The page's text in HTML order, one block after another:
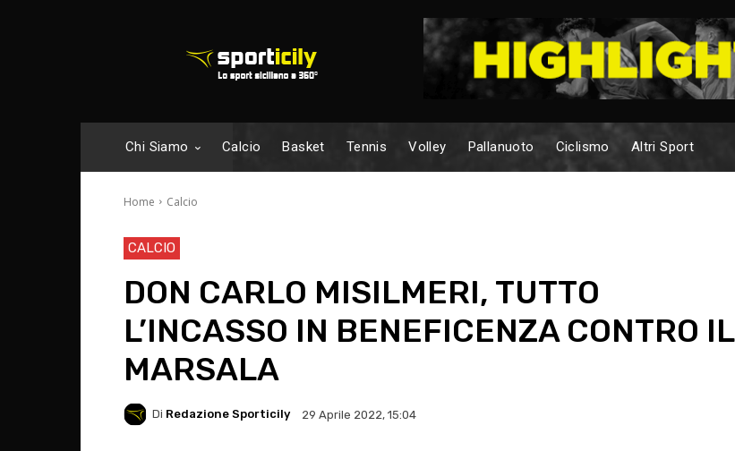
Chi Siamo Calcio Basket Tennis Volley Pallanuoto Ciclismo Altri Sport
Home Calcio
CALCIO
DON CARLO MISILMERI, TUTTO
L’INCASSO IN BENEFICENZA CONTRO IL
MARSALA
Di Redazione Sporticily 29 Aprile 2022, 15:04